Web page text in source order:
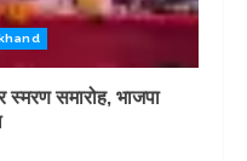
समारोह, भाजपा